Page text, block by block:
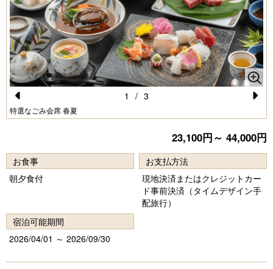
Pr
o
u
特選なごみ会席 春夏
e
xt
1 / 3
23,100円～ 44,000円
お食事
朝夕食付
お支払方法
現地決済またはクレジットカー
ド事前決済（タイムデザイン手
配旅行）
宿泊可能期間
2026/04/01 ～ 2026/09/30